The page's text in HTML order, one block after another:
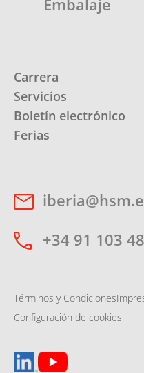
Carrera
Servicios
Boletín electrónico
Ferias
+34 91 103
Términos y Condiciones
Configuración de cookies